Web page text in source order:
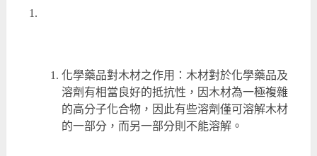
化學藥品對木材之作用：木材對於化學藥品及
溶劑有相當良好的抵抗性，因木材為一極複雜
的高分子化合物，因此有些溶劑僅可溶解木材
的一部分，而另一部分則不能溶解。